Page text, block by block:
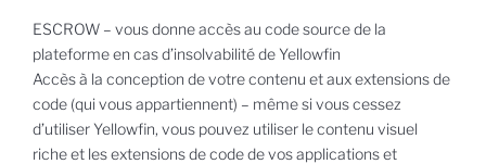
ESCROW – vous donne accès au code source de la
plateforme en cas d’insolvabilité de Yellowfin
Accès à la conception de votre contenu et aux extensions de
code (qui vous appartiennent) – même si vous cessez
d’utiliser Yellowfin, vous pouvez utiliser le contenu visuel
riche et les extensions de code de vos applications et